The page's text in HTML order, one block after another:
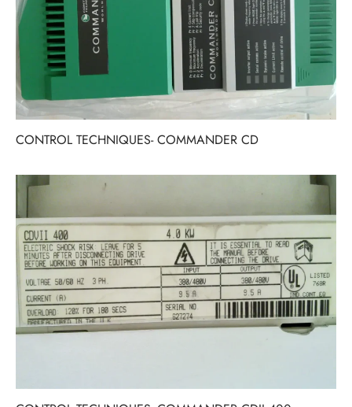
CONTROL TECHNIQUES- COMMANDER CD